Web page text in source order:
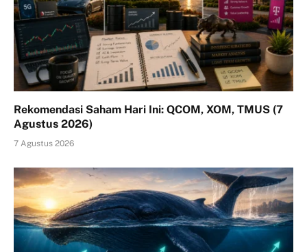
Rekomendasi Saham Hari Ini: QCOM, XOM, TMUS (7
Agustus 2026)
7 Agustus 2026